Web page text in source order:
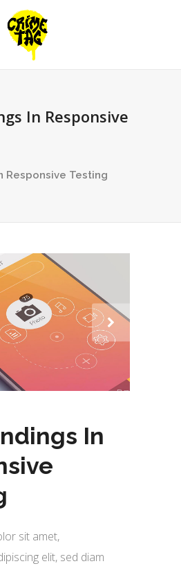
In Responsive
Responsive Testing
In
sit amet,
elit, sed diam